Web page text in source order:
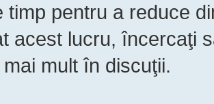
timp pentru a reduce
acest lucru, încercaţi
mult în discuţii.